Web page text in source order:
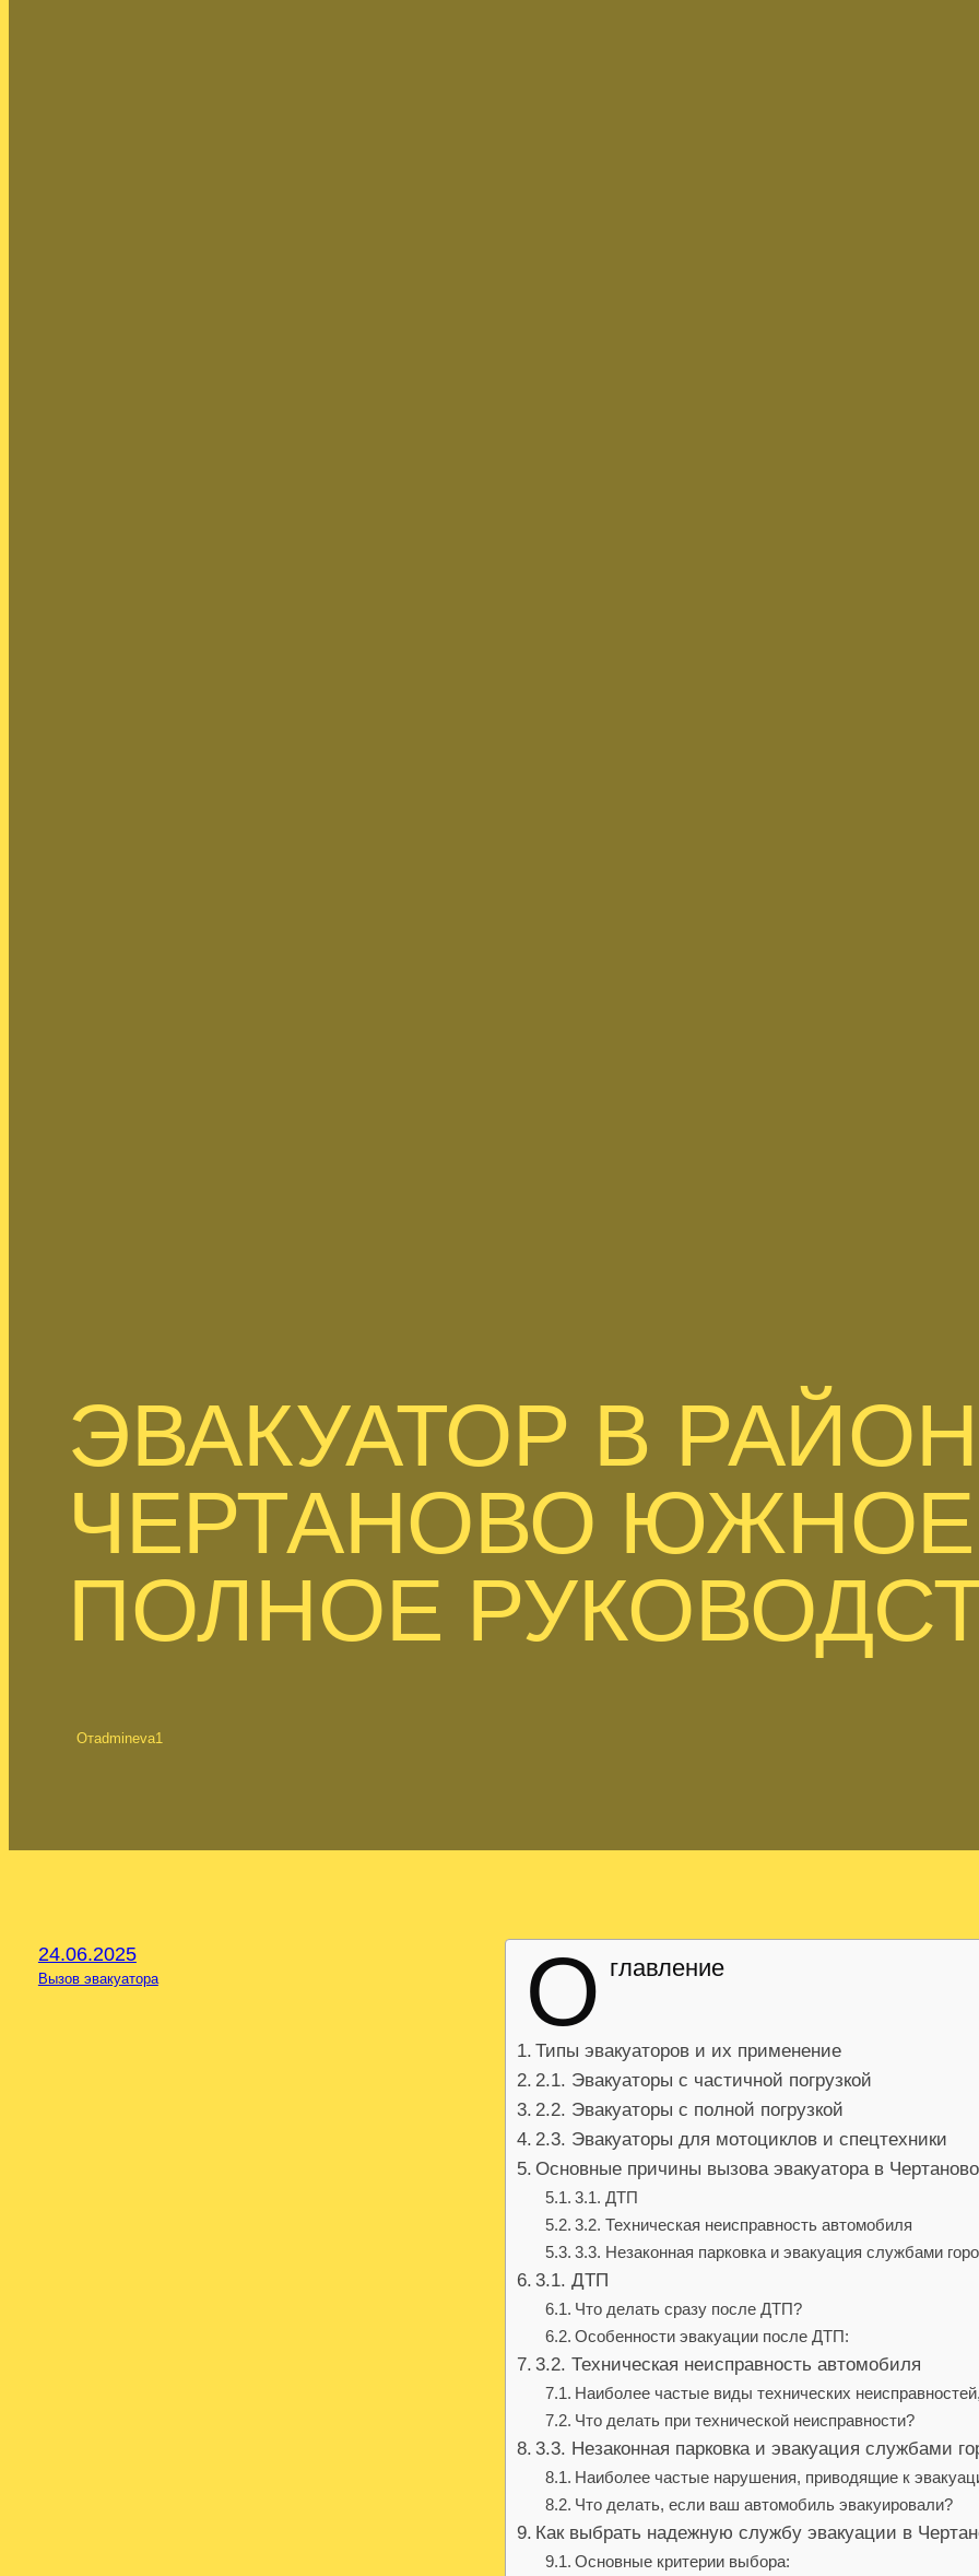
ЭВАКУАТОР В
ЧЕРТАНОВО
ПОЛНОЕ
Отadmineva1
24.06.2025
Вызов эвакуатора О главление
Типы эвакуаторов и их применение
2.1. Эвакуаторы с частичной погрузкой
2.2. Эвакуаторы с полной погрузкой
2.3. Эвакуаторы для мотоциклов и спецтехники
Основные причины вызова эвакуатора в
3.1. ДТП
3.2. Техническая неисправность автомобиля
3.3. Незаконная парковка и эвакуация службами
3.1. ДТП
Что делать сразу после ДТП?
Особенности эвакуации после ДТП:
3.2. Техническая неисправность автомобиля
Наиболее частые виды технических
Что делать при технической неисправности?
3.3. Незаконная парковка и эвакуация службами
Наиболее частые нарушения, приводящие к
Что делать, если ваш автомобиль эвакуировали?
Как выбрать надежную службу эвакуации в
Основные критерии выбора: